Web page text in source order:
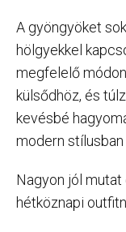
A gyöngyöket
hölgyekkel
megfelelő
külsődhöz, és
kevésbé
modern
Nagyon jól
hétköznapi